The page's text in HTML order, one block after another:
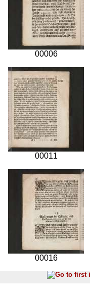
00006
00011
00016